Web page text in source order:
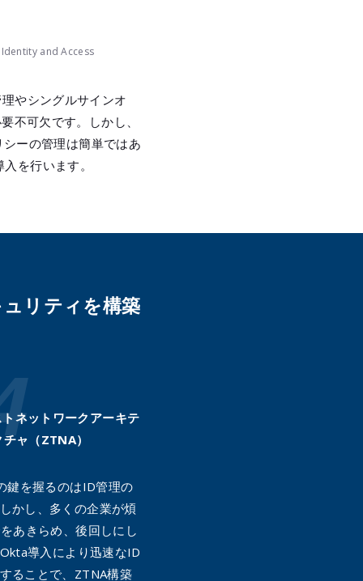
and Access
やシングルサインオ
不可欠です。しかし、
ーの管理は簡単ではあ
を行います。
リティを構築
ネットワークアーキテ
チャ（ZTNA）
鍵を握るのはID管理の
かし、多くの企業が煩
あきらめ、後回しにし
導入により迅速なID
ることで、ZTNA構築